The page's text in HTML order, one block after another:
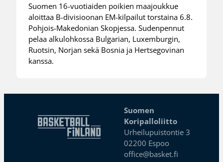
Suomen 16-vuotiaiden poikien maajoukkue
aloittaa B-divisioonan EM-kilpailut torstaina 6.8.
Pohjois-Makedonian Skopjessa. Sudenpennut
pelaa alkulohkossa Bulgarian, Luxemburgin,
Ruotsin, Norjan sekä Bosnia ja Hertsegovinan
kanssa.
Suomen
Koripalloliitto
Urheilupuistontie 3
02200 Espoo
office@basket.fi